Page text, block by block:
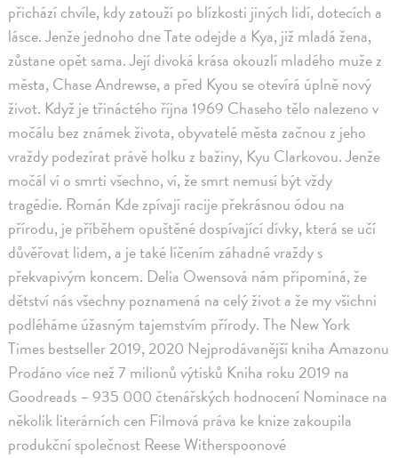
přichází chvíle, kdy zatouží po blízkosti jiných lidí, dotecích a
lásce. Jenže jednoho dne Tate odejde a Kya, již mladá žena,
zůstane opět sama. Její divoká krása okouzlí mladého muže z
města, Chase Andrewse, a před Kyou se otevírá úplně nový
život. Když je třináctého října 1969 Chaseho tělo nalezeno v
močálu bez známek života, obyvatelé města začnou z jeho
vraždy podezírat právě holku z bažiny, Kyu Clarkovou. Jenže
močál ví o smrti všechno, ví, že smrt nemusí být vždy
tragédie. Román Kde zpívají racije překrásnou ódou na
přírodu, je příběhem opuštěné dospívající dívky, která se učí
důvěřovat lidem, a je také líčením záhadné vraždy s
překvapivým koncem. Delia Owensová nám připomíná, že
dětství nás všechny poznamená na celý život a že my všichni
podléháme úžasným tajemstvím přírody. The New York
Times bestseller 2019, 2020 Nejprodávanější kniha Amazonu
Prodáno více než 7 milionů výtisků Kniha roku 2019 na
Goodreads – 935 000 čtenářských hodnocení Nominace na
několik literárních cen Filmová práva ke knize zakoupila
produkční společnost Reese Witherspoonové